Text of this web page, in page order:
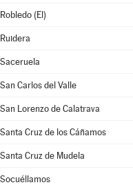
Robledo (El)
Ruidera
Saceruela
San Carlos del Valle
San Lorenzo de Calatrava
Santa Cruz de los Cáñamos
Santa Cruz de Mudela
Socuéllamos